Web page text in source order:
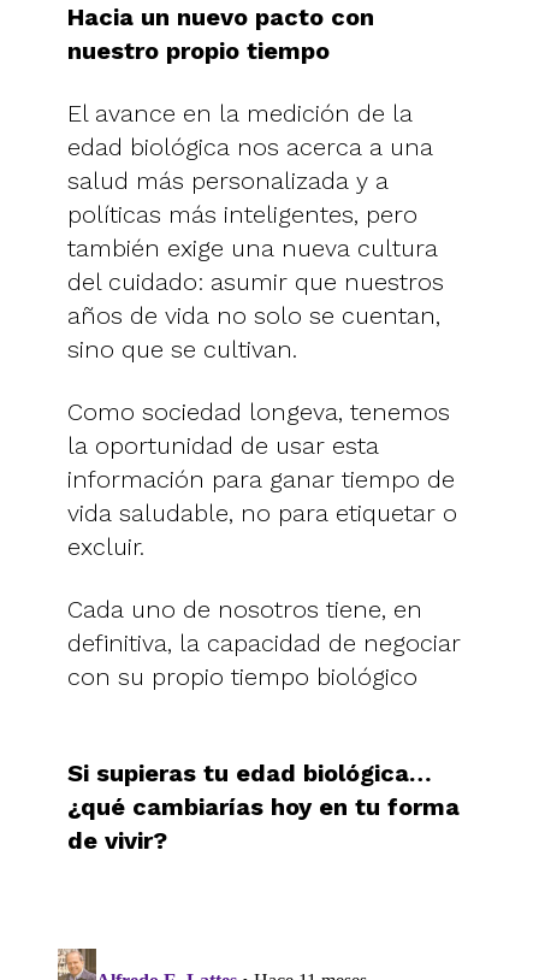
Hacia un nuevo pacto con
nuestro propio tiempo
El avance en la medición de la
edad biológica nos acerca a una
salud más personalizada y a
políticas más inteligentes, pero
también exige una nueva cultura
del cuidado: asumir que nuestros
años de vida no solo se cuentan,
sino que se cultivan.
Como sociedad longeva, tenemos
la oportunidad de usar esta
información para ganar tiempo de
vida saludable, no para etiquetar o
excluir.
Cada uno de nosotros tiene, en
definitiva, la capacidad de negociar
con su propio tiempo biológico
Si supieras tu edad biológica…
¿qué cambiarías hoy en tu forma
de vivir?